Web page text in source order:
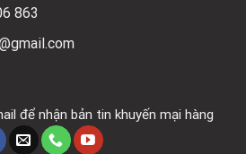
863
để nhận bản tin khuyến mại hàng